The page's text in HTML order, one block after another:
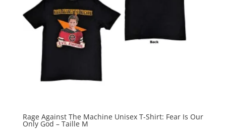
Rage Against The Machine Unisex T-Shirt: Fear Is Our
Only God – Taille M